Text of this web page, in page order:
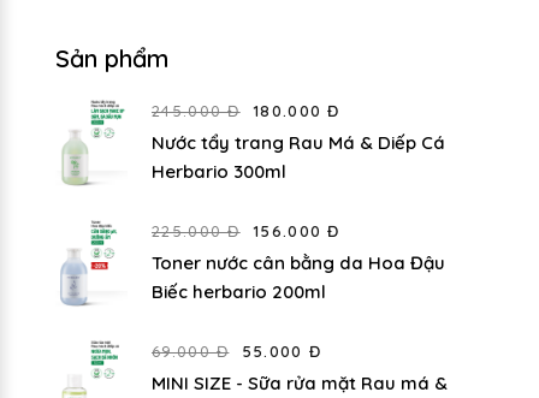
Sản phẩm
245.000 Đ 180.000 Đ
Nước tẩy trang Rau Má & Diếp Cá
Herbario 300ml
225.000 Đ 156.000 Đ
Toner nước cân bằng da Hoa Đậu
Biếc herbario 200ml
69.000 Đ 55.000 Đ
MINI SIZE - Sữa rửa mặt Rau má &